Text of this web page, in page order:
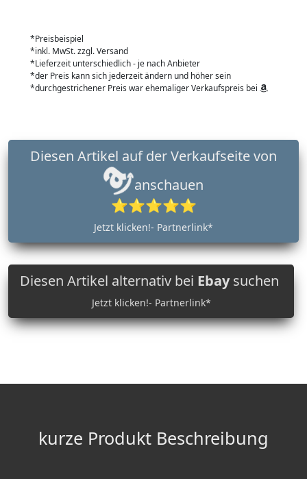
*Preisbeispiel
*inkl. MwSt. zzgl. Versand
*Lieferzeit unterschiedlich - je nach Anbieter
*der Preis kann sich jederzeit ändern und höher sein
*durchgestrichener Preis war ehemaliger Verkaufspreis bei
anschauen
⭐⭐⭐⭐⭐
Jetzt klicken!- Partnerlink*
Diesen Artikel alternativ bei Ebaysuchen
Jetzt klicken!- Partnerlink*
kurze Produkt Beschreibung